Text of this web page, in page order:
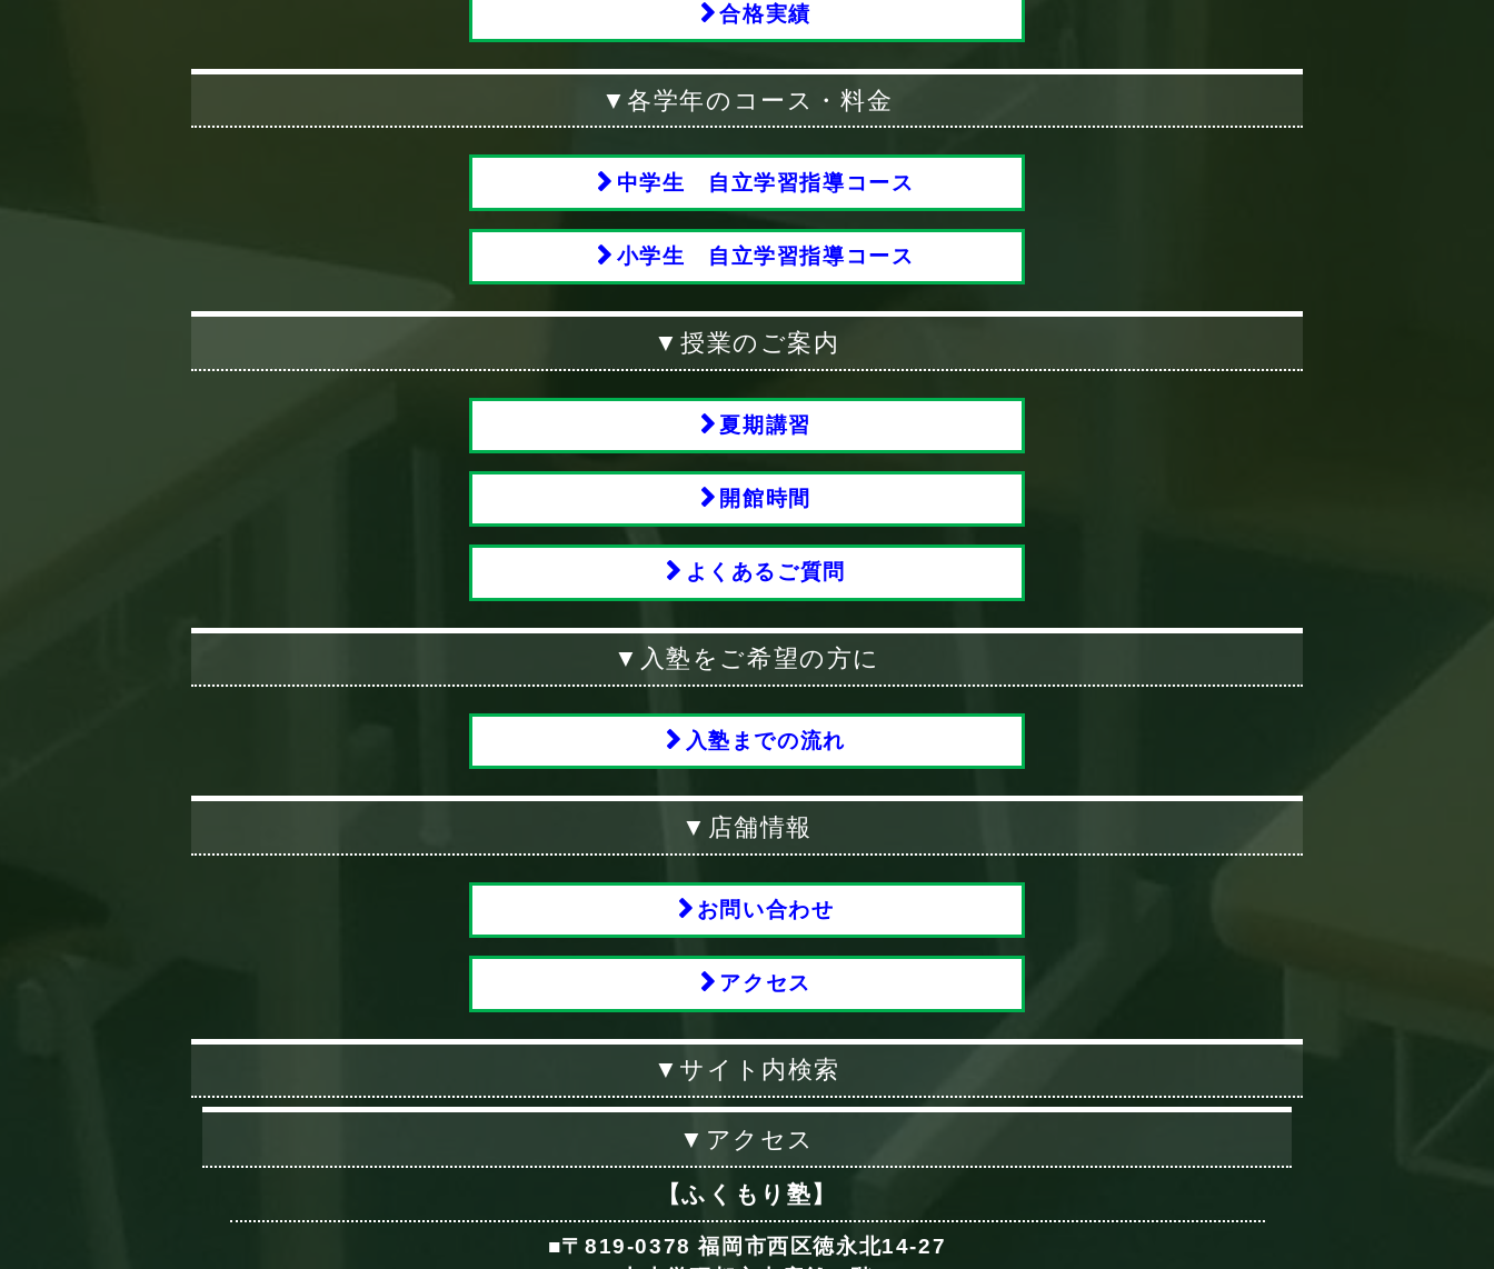
合格実績
▼各学年のコース・料金
中学生 自立学習指導コース
小学生 自立学習指導コース
▼授業のご案内
夏期講習
開館時間
よくあるご質問
▼入塾をご希望の方に
入塾までの流れ
▼店舗情報
お問い合わせ
アクセス
▼サイト内検索
▼アクセス
【ふくもり塾】
■〒819-0378 福岡市西区徳永北14-27